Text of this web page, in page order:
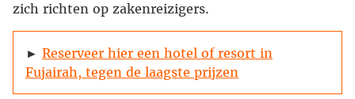
zich richten op zakenreizigers.
► Reserveer hier een hotel of resort in
Fujairah, tegen de laagste prijzen